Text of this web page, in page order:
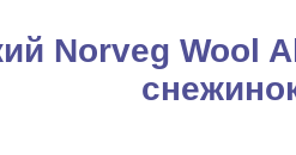
Norveg Wool